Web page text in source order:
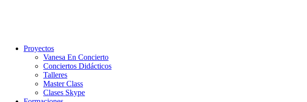
Proyectos
Vanesa En Concierto
Conciertos Didácticos
Talleres
Master Class
Clases Skype